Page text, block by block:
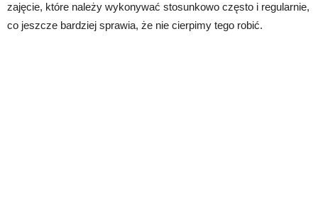
zajęcie, które należy wykonywać stosunkowo często i regularnie,
co jeszcze bardziej sprawia, że nie cierpimy tego robić.